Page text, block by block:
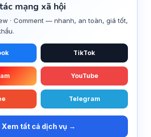
mạng xã hội
· Comment — nhanh, an toàn, giá tốt,
TikTok
YouTube
Telegram
Xem tất cả dịch vụ →